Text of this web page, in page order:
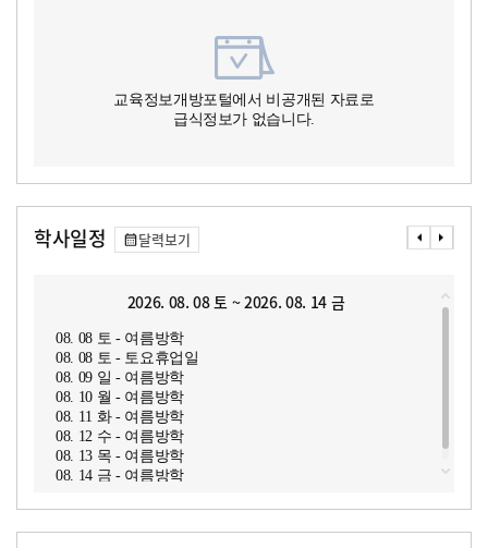
교육정보개방포털에서 비공개된 자료로
급식정보가 없습니다.
학사일정 달력보기
2026. 08. 08 토 ~ 2026. 08. 14 금
08. 08 토 - 여름방학
08. 08 토 - 토요휴업일
08. 09 일 - 여름방학
08. 10 월 - 여름방학
08. 11 화 - 여름방학
08. 12 수 - 여름방학
08. 13 목 - 여름방학
08. 14 금 - 여름방학